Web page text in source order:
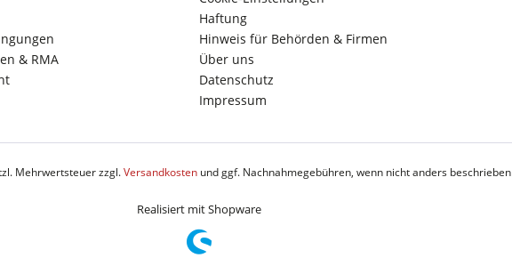
& RMA
Haftung
Hinweis für Behörden & Firmen
Über uns
Datenschutz
Impressum
Mehrwertsteuer zzgl.Versandkostenund ggf. Nachnahmegebühren, wenn nicht anders beschrieben
Realisiert mit Shopware